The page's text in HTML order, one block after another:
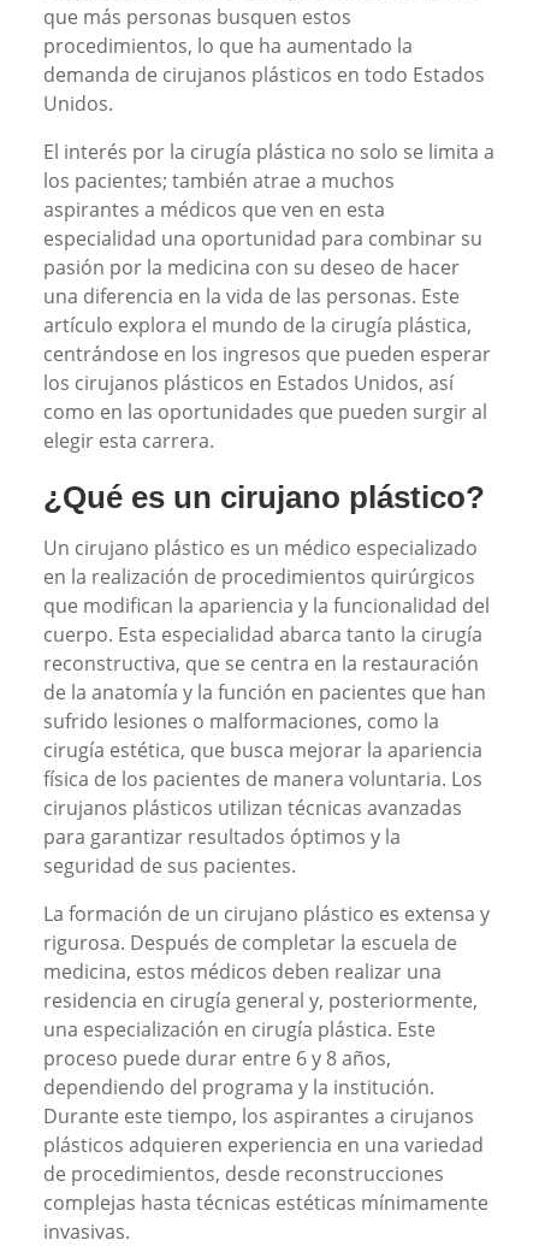
que más personas busquen estos
procedimientos, lo que ha aumentado la
demanda de cirujanos plásticos en todo Estados
Unidos.
El interés por la cirugía plástica no solo se limita a
los pacientes; también atrae a muchos
aspirantes a médicos que ven en esta
especialidad una oportunidad para combinar su
pasión por la medicina con su deseo de hacer
una diferencia en la vida de las personas. Este
artículo explora el mundo de la cirugía plástica,
centrándose en los ingresos que pueden esperar
los cirujanos plásticos en Estados Unidos, así
como en las oportunidades que pueden surgir al
elegir esta carrera.
¿Qué es un cirujano plástico?
Un cirujano plástico es un médico especializado
en la realización de procedimientos quirúrgicos
que modifican la apariencia y la funcionalidad del
cuerpo. Esta especialidad abarca tanto la cirugía
reconstructiva, que se centra en la restauración
de la anatomía y la función en pacientes que han
sufrido lesiones o malformaciones, como la
cirugía estética, que busca mejorar la apariencia
física de los pacientes de manera voluntaria. Los
cirujanos plásticos utilizan técnicas avanzadas
para garantizar resultados óptimos y la
seguridad de sus pacientes.
La formación de un cirujano plástico es extensa y
rigurosa. Después de completar la escuela de
medicina, estos médicos deben realizar una
residencia en cirugía general y, posteriormente,
una especialización en cirugía plástica. Este
proceso puede durar entre 6 y 8 años,
dependiendo del programa y la institución.
Durante este tiempo, los aspirantes a cirujanos
plásticos adquieren experiencia en una variedad
de procedimientos, desde reconstrucciones
complejas hasta técnicas estéticas mínimamente
invasivas.